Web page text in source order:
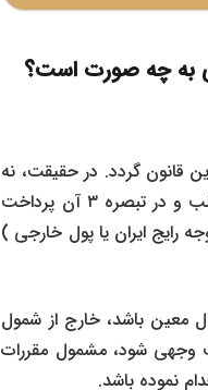
به چه صورت است؟
قانون گردد. در حقیقت، نه
تنها در قانون به صراحت واژه ( وجه ) به کار رفته، بلکه در بخش پایانی آن استیفای طلب و در تبصره ۳ آن پرداخت
رایج ایران یا پول خارجی )
معین باشد، خارج از شمول
وجهی شود، مشمول مقررات
نموده باشد.